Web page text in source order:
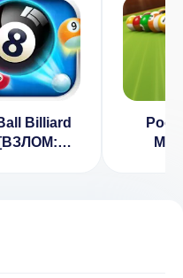
Billiard
[ВЗЛОМ:
Pool